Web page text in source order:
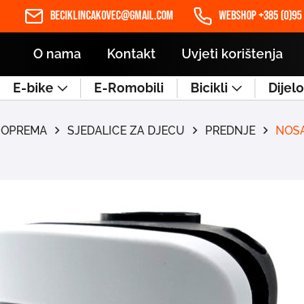
beciklincakovec@gmail.com WEBSHOP +385
O nama Kontakt Uvjeti korištenja
E-bike E-Romobili Bicikli
OPREMA SJEDALICE ZA DJECU PREDNJE